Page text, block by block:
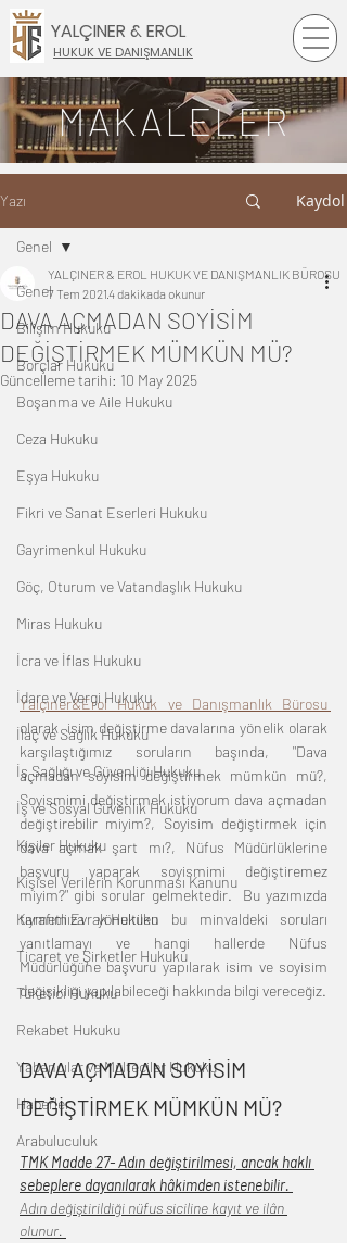
YALÇINER & EROL
HUKUK VE DANIŞMANLIK
MAKALELER
Yazı Kaydol
Genel
Bilişim Hukuku
Borçlar Hukuku
Boşanma ve Aile Hukuku
Ceza Hukuku
Eşya Hukuku
Fikri ve Sanat Eserleri Hukuku
Gayrimenkul Hukuku
Göç, Oturum ve Vatandaşlık Hukuku
Miras Hukuku
İcra ve İflas Hukuku
İdare ve Vergi Hukuku
İlaç ve Sağlık Hukuku
İş Sağlığı ve Güvenliği Hukuku
İş ve Sosyal Güvenlik Hukuku
Kişiler Hukuku
Kişisel Verilerin Korunması Kanunu
Kıymetli Evrak Hukuku
Ticaret ve Şirketler Hukuku
Tüketici Hukuku
Rekabet Hukuku
Yabancılar ve Mülteciler Hukuku
Haberler
Arabuluculuk
Genel
DAVA AÇMADAN SOYİSİM
DEĞİŞTİRMEK MÜMKÜN MÜ?
YALÇINER & EROL HUKUK VE DANIŞMANLIK BÜROSU
7 Tem 20214 dakikada okunur
Güncelleme tarihi: 10 May 2025
olarak  isim değiştirme davalarına yönelik olarak
karşılaştığımız soruların başında, "Dava
açmadan soyisim değiştirmek mümkün mü?,
Soyismimi değiştirmek istiyorum dava açmadan
değiştirebilir miyim?, Soyisim değiştirmek için
dava açmak şart mı?, Nüfus Müdürlüklerine
başvuru yaparak soyismimi değiştiremez
miyim?" gibi sorular gelmektedir.  Bu yazımızda
tarafımıza yöneltilen bu minvaldeki soruları
yanıtlamayı ve hangi hallerde Nüfus
Müdürlüğüne başvuru yapılarak isim ve soyisim
değişikliği yapılabileceği hakkında bilgi vereceğiz.
DAVA AÇMADAN SOYİSİM
DEĞİŞTİRMEK MÜMKÜN MÜ?
TMK Madde 27- Adın değiştirilmesi, ancak haklı
sebeplere dayanılarak hâkimden istenebilir.
Adın değiştirildiği nüfus siciline kayıt ve ilân
olunur.